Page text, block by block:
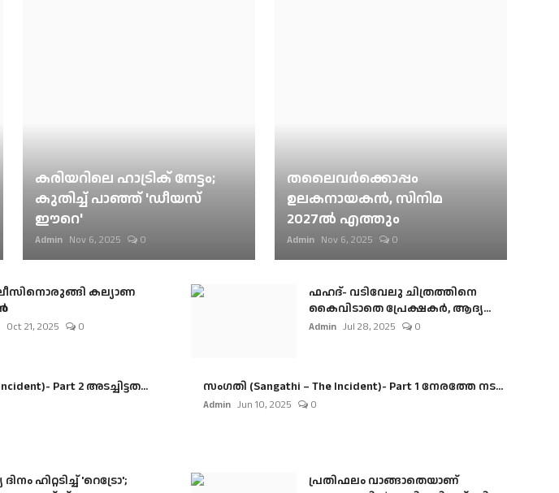
കരിയറിലെ ഹാട്രിക് നേട്ടം;
കുതിച്ച് പാഞ്ഞ് 'ഡീയസ്
ഈറെ'
Admin Nov 6, 2025 0
തലൈവര്‍ക്കൊപ്പം
ഉലകനായകന്‍, സിനിമ
2027ല്‍ എത്തും
Admin Nov 6, 2025 0
കല്യാണ
Oct 21, 2025 0
ഫഹദ്- വടിവേലു ചിത്രത്തിനെ
കൈവിടാതെ പ്രേക്ഷകർ, ആദ്യ...
Admin Jul 28, 2025 0
Part 2 അടച്ചിട്ടത... സംഗതി (Sangathi – The Incident)- Part 1 നേരത്തേ നട...
Admin Jun 10, 2025 0
ഹിറ്റടിച്ച് 'റെട്രോ';
പ്രതിഫലം വാങ്ങാതെയാണ്